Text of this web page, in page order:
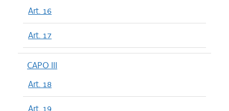
Art. 16
Art. 17
CAPO III
Art. 18
Art. 19